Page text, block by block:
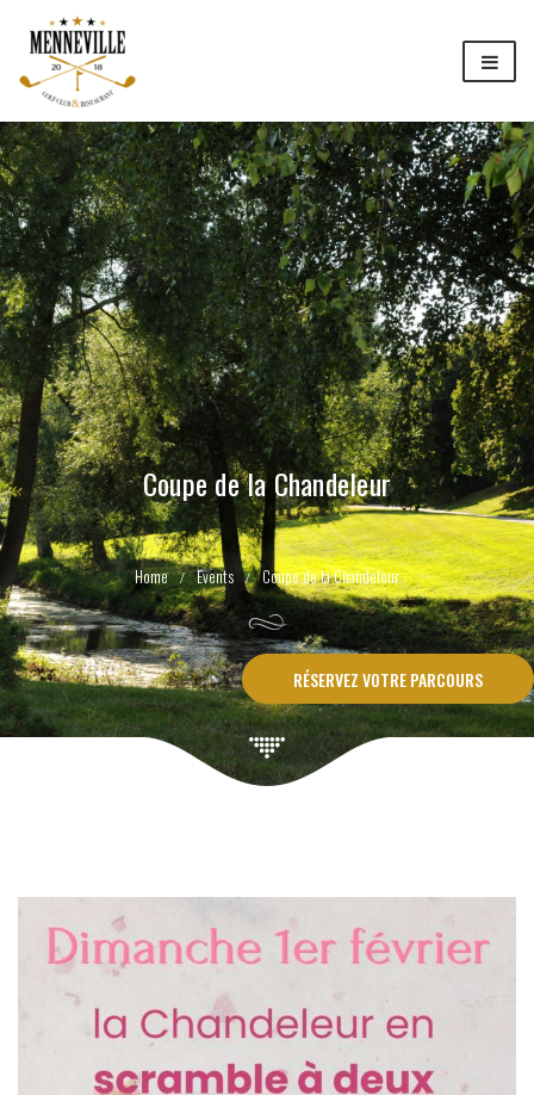
Coupe de la Chandeleur
Events Coupe de la Chandeleur
RÉSERVEZ VOTRE PARCOURS